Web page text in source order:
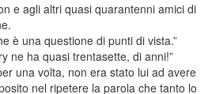
e agli altri quasi quarantenni amici di
è una questione di punti di vista.”
ne ha quasi trentasette, di anni!”
una volta, non era stato lui ad avere
nel ripetere la parola che tanto lo